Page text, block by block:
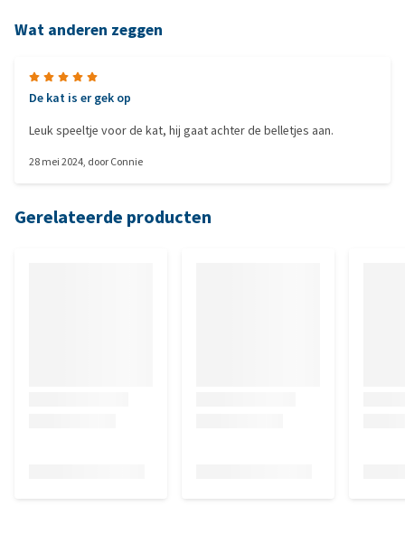
Wat anderen zeggen
De kat is er gek op
Leuk speeltje voor de kat, hij gaat achter de belletjes aan.
28 mei 2024, doorConnie
Gerelateerde producten